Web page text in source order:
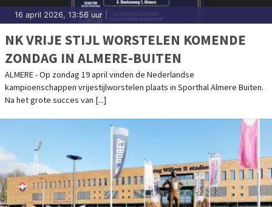
16 april 2026, 13:56 uur
NK VRIJE STIJL WORSTELEN KOMENDE
ZONDAG IN ALMERE-BUITEN
ALMERE - Op zondag 19 april vinden de Nederlandse
kampioenschappen vrijestijlworstelen plaats in Sporthal Almere Buiten.
Na het grote succes van [...]